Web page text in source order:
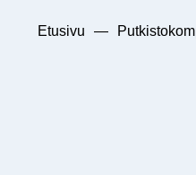
Etusivu —